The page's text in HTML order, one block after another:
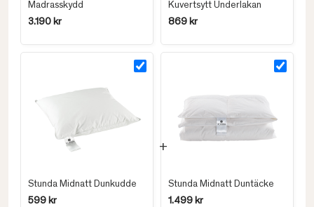
Madrasskydd
3.190 kr
Kuvertsytt Underlakan
869 kr
Stunda Midnatt Dunkudde
599 kr
Stunda Midnatt Duntäcke
1.499 kr